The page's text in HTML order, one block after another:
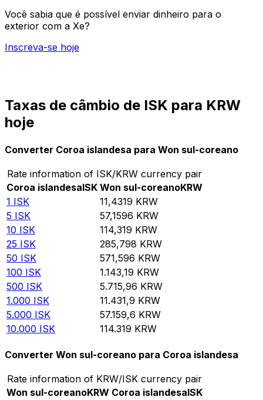
Você sabia que é possível enviar dinheiro para o
exterior com a Xe?
Inscreva-se hoje
Taxas de câmbio de ISK para KRW
hoje
Converter Coroa islandesa para Won sul-coreano
Rate information of ISK/KRW currency pair
Coroa islandesaISK Won sul-coreanoKRW
1 ISK 11,4319 KRW
5 ISK 57,1596 KRW
10 ISK 114,319 KRW
25 ISK 285,798 KRW
50 ISK 571,596 KRW
100 ISK 1.143,19 KRW
500 ISK 5.715,96 KRW
1.000 ISK 11.431,9 KRW
5.000 ISK 57.159,6 KRW
10.000 ISK 114.319 KRW
Converter Won sul-coreano para Coroa islandesa
Rate information of KRW/ISK currency pair
Won sul-coreanoKRW Coroa islandesaISK